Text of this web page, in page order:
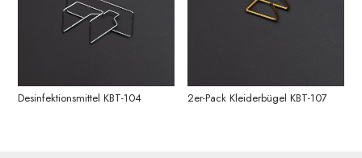
Desinfektionsmittel KBT-104 2er-Pack Kleiderbügel KBT-107